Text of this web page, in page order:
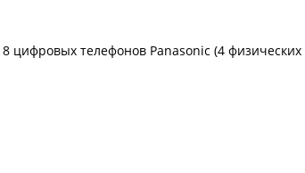
цифровых телефонов Panasonic (4